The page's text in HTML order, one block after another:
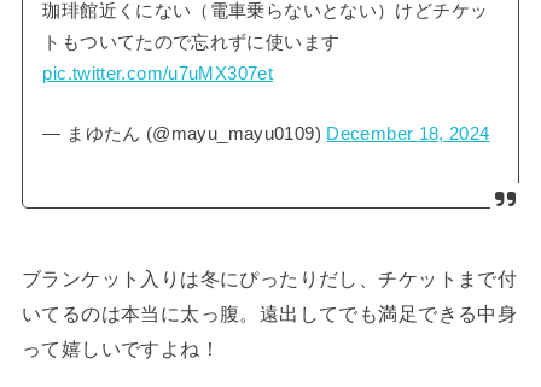
珈琲館近くにない（電車乗らないとない）けどチケッ
トもついてたので忘れずに使います
pic.twitter.com/u7uMX307et
— まゆたん (@mayu_mayu0109) December 18, 2024
ブランケット入りは冬にぴったりだし、チケットまで付
いてるのは本当に太っ腹。遠出してでも満足できる中身
って嬉しいですよね！